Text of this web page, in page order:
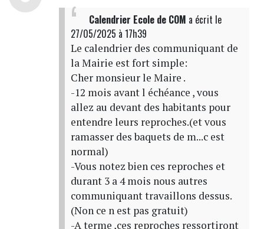
Calendrier Ecole de COM a écrit le
27/05/2025 à 17h39
Le calendrier des communiquant de
la Mairie est fort simple:
Cher monsieur le Maire .
-12 mois avant l échéance , vous
allez au devant des habitants pour
entendre leurs reproches.(et vous
ramasser des baquets de m...c est
normal)
-Vous notez bien ces reproches et
durant 3 a 4 mois nous autres
communiquant travaillons dessus.
(Non ce n est pas gratuit)
-A terme ,ces reproches ressortiront